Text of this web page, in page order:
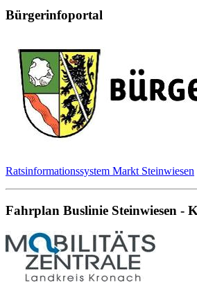
Bürgerinfoportal
Ratsinformationssystem Markt Steinwiesen
Fahrplan Buslinie Steinwiesen -